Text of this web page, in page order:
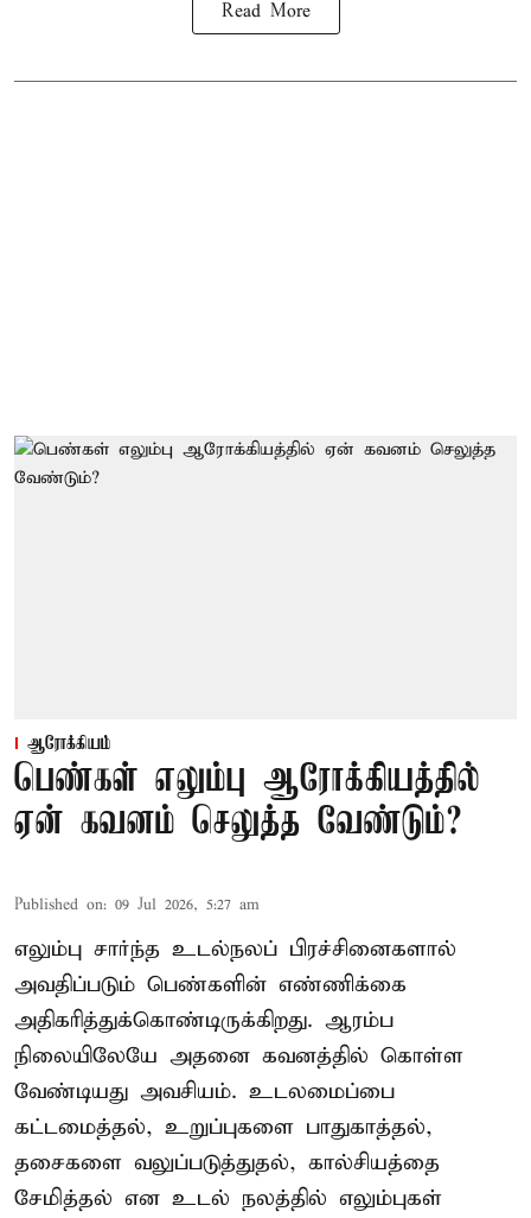
Read More
ஆரோக்கியம்
பெண்கள் எலும்பு ஆரோக்கியத்தில்
ஏன் கவனம் செலுத்த வேண்டும்?
Published on: 09 Jul 2026, 5:27 am
எலும்பு சார்ந்த உடல்நலப் பிரச்சினைகளால்
அவதிப்படும் பெண்களின் எண்ணிக்கை
அதிகரித்துக்கொண்டிருக்கிறது. ஆரம்ப
நிலையிலேயே அதனை கவனத்தில் கொள்ள
வேண்டியது அவசியம். உடலமைப்பை
கட்டமைத்தல், உறுப்புகளை பாதுகாத்தல்,
தசைகளை வலுப்படுத்துதல், கால்சியத்தை
சேமித்தல் என உடல் நலத்தில் எலும்புகள்